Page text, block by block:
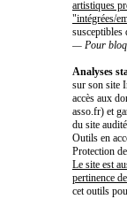
artistiques
"intégrées/
susceptibles
— Pour
Analyses
sur son site
accès aux
asso.fr) et
du site
Outils en
Protection
Le site est
pertinence
cet outils